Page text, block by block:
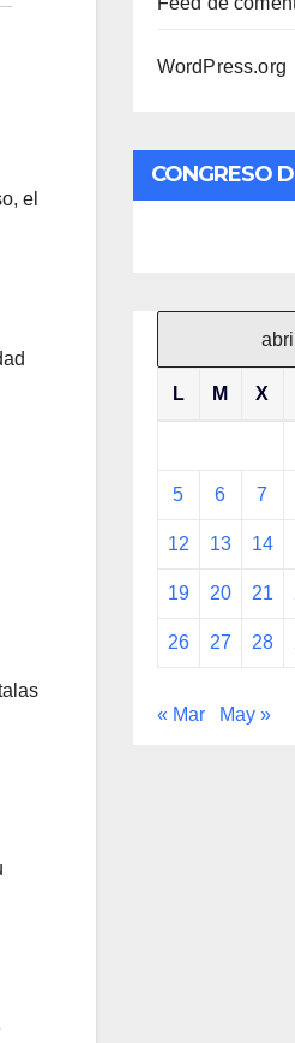
el
WordPress.org
CONGRESO
L M X
5 6 7
12 13 14
19 20 21
26 27 28
« Mar May »